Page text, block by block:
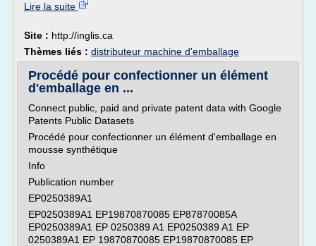
Lire la suite
Site : http://inglis.ca
Thèmes liés : distributeur machine d'emballage
Procédé pour confectionner un élément
d'emballage en ...
Connect public, paid and private patent data with Google
Patents Public Datasets
Procédé pour confectionner un élément d'emballage en
mousse synthétique
Info
Publication number
EP0250389A1
EP0250389A1 EP19870870085 EP87870085A
EP0250389A1 EP 0250389 A1 EP0250389 A1 EP
0250389A1 EP 19870870085 EP19870870085 EP